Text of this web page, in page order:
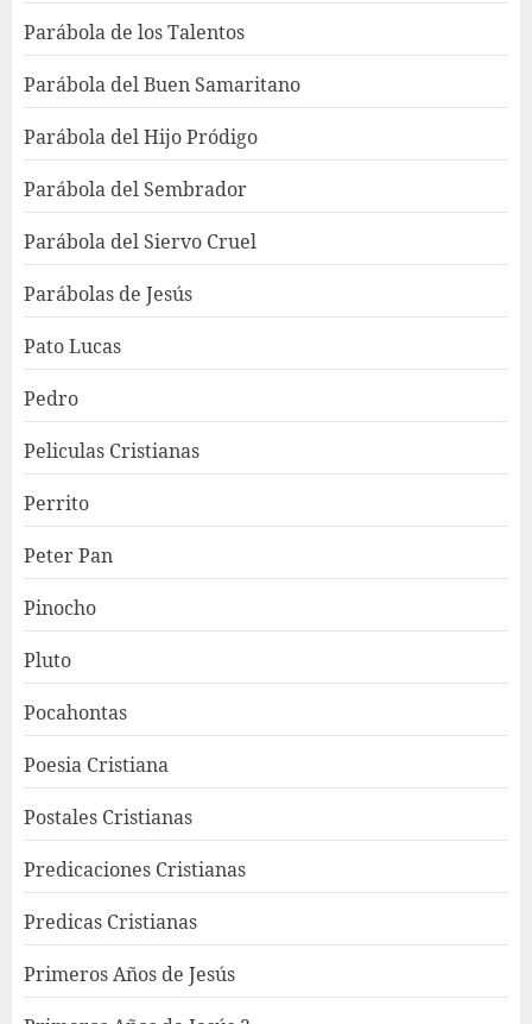
Parábola de los Talentos
Parábola del Buen Samaritano
Parábola del Hijo Pródigo
Parábola del Sembrador
Parábola del Siervo Cruel
Parábolas de Jesús
Pato Lucas
Pedro
Peliculas Cristianas
Perrito
Peter Pan
Pinocho
Pluto
Pocahontas
Poesia Cristiana
Postales Cristianas
Predicaciones Cristianas
Predicas Cristianas
Primeros Años de Jesús